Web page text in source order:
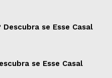
se Esse Casal
se Esse Casal